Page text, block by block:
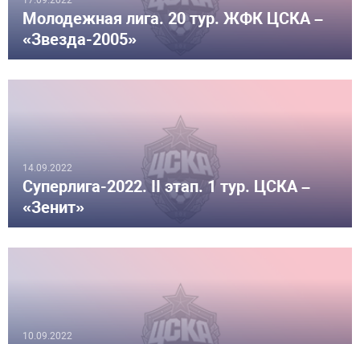
Молодежная лига. 20 тур. ЖФК ЦСКА –
«Звезда-2005»
14.09.2022
Суперлига-2022. II этап. 1 тур. ЦСКА –
«Зенит»
10.09.2022